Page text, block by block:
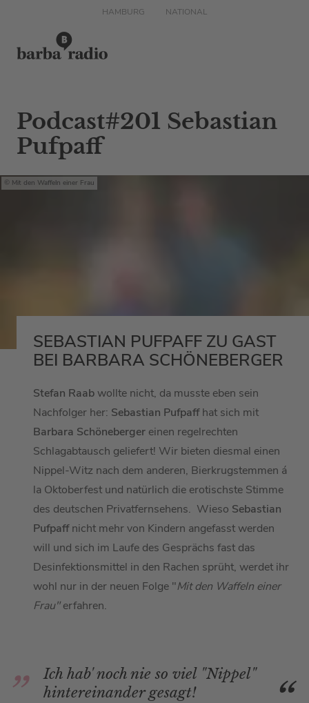
HAMBURG NATIONAL
Podcast#201 Sebastian
Pufpaff
Mit den Waffeln einer Frau
SEBASTIAN PUFPAFF ZU GAST
BEI BARBARA SCHÖNEBERGER
Stefan Raabwollte nicht, da musste eben sein
Nachfolger her: Sebastian Pufpaffhat sich mit
Barbara Schöneberger einen regelrechten
Schlagabtausch geliefert! Wir bieten diesmal einen
Nippel-Witz nach dem anderen, Bierkrugstemmen á
la Oktoberfest und natürlich die erotischste Stimme
des deutschen Privatfernsehens. Wieso Sebastian
Pufpaffnicht mehr von Kindern angefasst werden
will und sich im Laufe des Gesprächs fast das
Desinfektionsmittel in den Rachen sprüht, werdet ihr
wohl nur in der neuen Folge "Mit den Waffeln einer
Frau"erfahren.
Ich hab' noch nie so viel "Nippel"
hintereinander gesagt!